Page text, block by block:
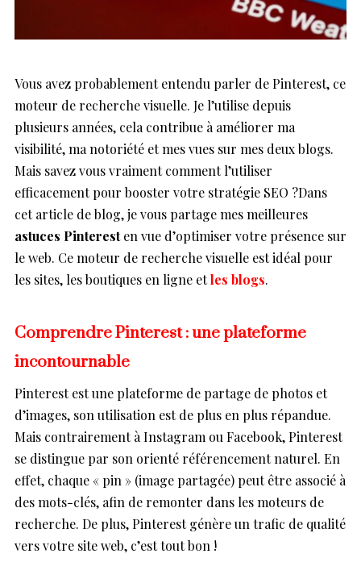
Vous avez probablement entendu parler de Pinterest, ce
moteur de recherche visuelle. Je l’utilise depuis
plusieurs années, cela contribue à améliorer ma
visibilité, ma notoriété et mes vues sur mes deux blogs.
Mais savez vous vraiment comment l’utiliser
efficacement pour booster votre stratégie SEO ?Dans
cet article de blog, je vous partage mes meilleures
astuces Pinteresten vue d’optimiser votre présence sur
le web. Ce moteur de recherche visuelle est idéal pour
les sites, les boutiques en ligne etles blogs.
Comprendre Pinterest : une plateforme
incontournable
Pinterest est une plateforme de partage de photos et
d’images, son utilisation est de plus en plus répandue.
Mais contrairement à Instagram ou Facebook, Pinterest
se distingue par son orienté référencement naturel. En
effet, chaque « pin » (image partagée) peut être associé à
des mots-clés, afin de remonter dans les moteurs de
recherche. De plus, Pinterest génère un trafic de qualité
vers votre site web, c’est tout bon !